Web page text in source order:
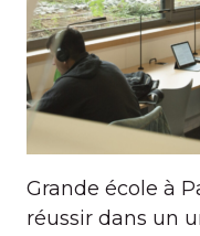
Grande école à
réussir dans un